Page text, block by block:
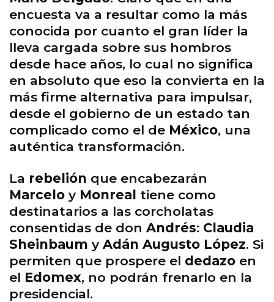
encuesta va a resultar como la más
conocida por cuanto el gran líder la
lleva cargada sobre sus hombros
desde hace años, lo cual no significa
en absoluto que eso la convierta en la
más firme alternativa para impulsar,
desde el gobierno de un estado tan
complicado como el de México, una
auténtica transformación.
La rebelión que encabezarán
Marcelo y Monreal tiene como
destinatarios a las corcholatas
consentidas de don Andrés: Claudia
Sheinbaum y Adán Augusto López. Si
permiten que prospere el dedazo en
el Edomex, no podrán frenarlo en la
presidencial.